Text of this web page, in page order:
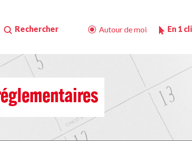
Rechercher Autour de moi En 1